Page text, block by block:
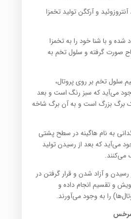
آنتروزوئید و آرکگن تولید تخمزا
شده و با شنا خود را به تخمزا
صورت گرفته و سلول تخم به
سلول تخم بر روی پروتال،
می‌آید که سبز رنگ است و بعد
برگ بزرگ است و به آن برگ شاخه
به نام‌ هاگینه در سطح پشتی
می‌آید که بعد از رسیدن تولید
می‌کنند.
رسیدن و آزاد شدن و قرار گرفتن در
و تقسیم انجام داده و
را به وجود می‌آورند.
سرخس